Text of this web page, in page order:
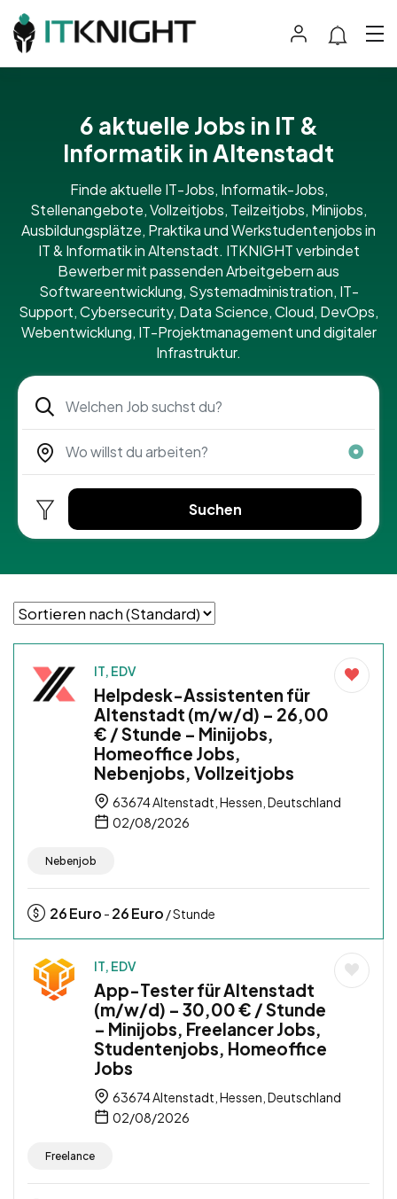
6 aktuelle Jobs in IT &
Informatik in Altenstadt
Finde aktuelle IT-Jobs, Informatik-Jobs,
Stellenangebote, Vollzeitjobs, Teilzeitjobs, Minijobs,
Ausbildungsplätze, Praktika und Werkstudentenjobs in
IT & Informatik in Altenstadt. ITKNIGHT verbindet
Bewerber mit passenden Arbeitgebern aus
Softwareentwicklung, Systemadministration, IT-
Support, Cybersecurity, Data Science, Cloud, DevOps,
Webentwicklung, IT-Projektmanagement und digitaler
Infrastruktur.
Suchen
IT, EDV
Helpdesk-Assistenten für
Altenstadt (m/w/d) – 26,00
€ / Stunde – Minijobs,
Homeoffice Jobs,
Nebenjobs, Vollzeitjobs
63674 Altenstadt, Hessen, Deutschland
02/08/2026
Nebenjob
26Euro - 26Euro / Stunde
IT, EDV
App-Tester für Altenstadt
(m/w/d) – 30,00 € / Stunde
– Minijobs, Freelancer Jobs,
Studentenjobs, Homeoffice
Jobs
63674 Altenstadt, Hessen, Deutschland
02/08/2026
Freelance